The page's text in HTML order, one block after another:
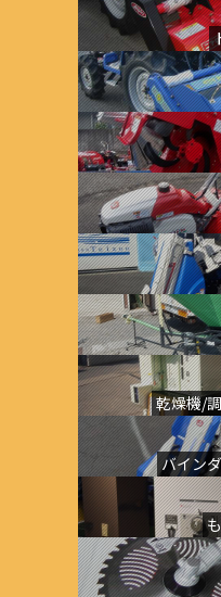
乾燥機/
バイン